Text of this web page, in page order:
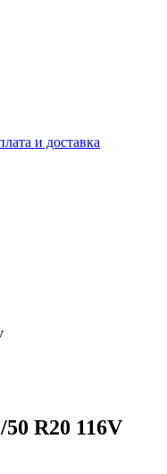
и доставка
R20 116V